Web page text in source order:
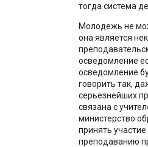
тогда система
Молодежь не
она является
осведомление
осведомление
говорить так,
серьезнейших
связана с
министерство
принять
преподаванию